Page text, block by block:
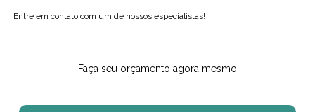
Entre em contato com um de nossos especialistas!
Faça seu orçamento agora mesmo